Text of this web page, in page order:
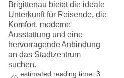
Brigittenau bietet die ideale
Unterkunft für Reisende, die
Komfort, moderne
Ausstattung und eine
hervorragende Anbindung
an das Stadtzentrum
suchen.
estimated reading time: 3